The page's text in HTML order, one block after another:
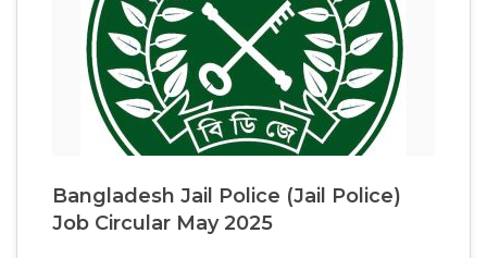
Bangladesh Jail Police (Jail Police)
Job Circular May 2025